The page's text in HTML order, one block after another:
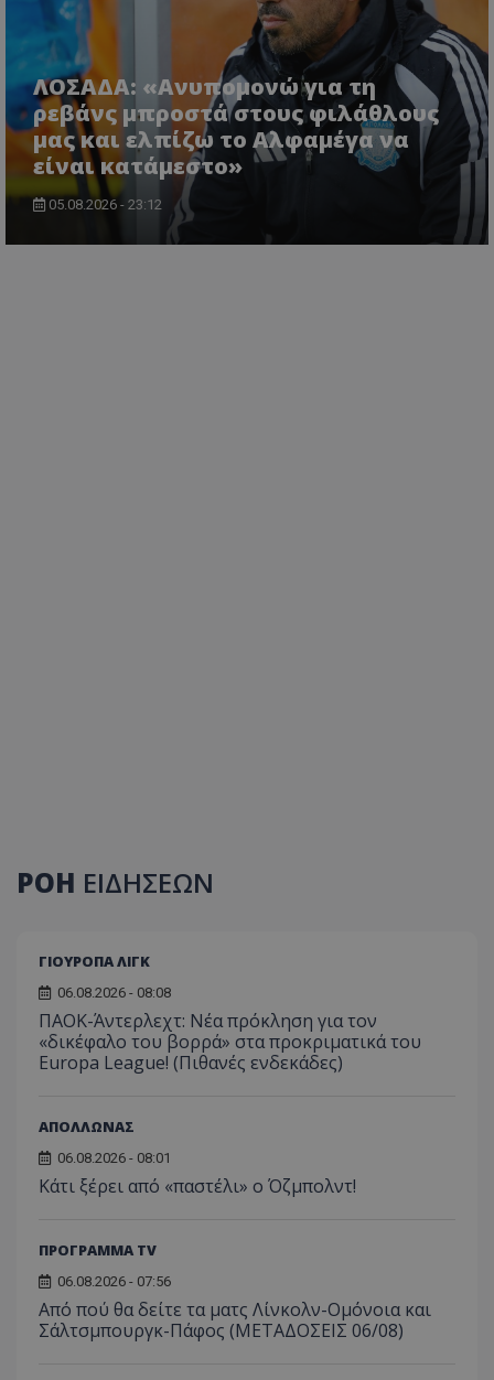
ΛΟΣΑΔΑ: «Ανυπομονώ για τη
ρεβάνς μπροστά στους φιλάθλους
μας και ελπίζω το Αλφαμέγα να
είναι κατάμεστο»
05.08.2026 - 23:12
ΡΟΗ ΕΙΔΗΣΕΩΝ
ΓΙΟΥΡΟΠΑ ΛΙΓΚ
06.08.2026 - 08:08
ΠΑΟΚ-Άντερλεχτ: Νέα πρόκληση για τον
«δικέφαλο του βορρά» στα προκριματικά του
Europa League! (Πιθανές ενδεκάδες)
ΑΠΟΛΛΩΝΑΣ
06.08.2026 - 08:01
Κάτι ξέρει από «παστέλι» ο Όζμπολντ!
ΠΡΟΓΡΑΜΜΑ TV
06.08.2026 - 07:56
Από πού θα δείτε τα ματς Λίνκολν-Ομόνοια και
Σάλτσμπουργκ-Πάφος (ΜΕΤΑΔΟΣΕΙΣ 06/08)